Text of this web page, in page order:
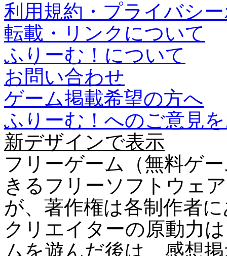
利用規約・プライバシ
転載・リンクについて
ふりーむ！について
お問い合わせ
ゲーム掲載希望の方へ
ふりーむ！へのご意見
新デザインで表示
フリーゲーム（無料ゲ
きるフリーソフトウェ
が、著作権は各制作者
クリエイターの原動力
ムを遊んだ後は、感想